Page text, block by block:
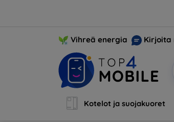
Vihreä energia Kirjoita
Kotelot ja suojakuoret